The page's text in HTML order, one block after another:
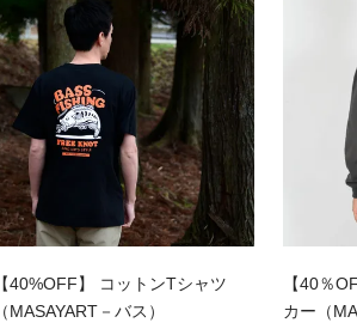
【40%OFF】 コットンTシャツ
（MASAYART－バス）
【40％
カー（